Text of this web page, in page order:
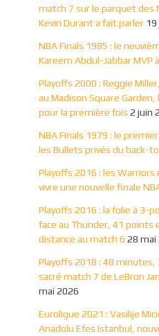
match 7 sur le parquet des
Kevin Durant a fait parler 19
NBA Finals 1985 : le
Kareem Abdul-Jabbar MVP
Playoffs 2000 : Reggie
au Madison Square
pour la première fois 2 juin
NBA Finals 1979 : le
les Bullets privés du back-
Playoffs 2016 : les
vivre une nouvelle finale
Playoffs 2016 : la folie à 3-
face au Thunder, 41 points
distance au match 6 28 mai
Playoffs 2018 : 48
sacré match 7 de LeBron
mai 2026
Euroligue 2021 : Vasilije
Anadolu Efes Istanbul,